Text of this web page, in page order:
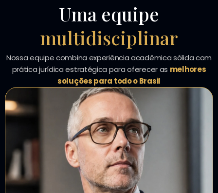
Uma equipe
multidisciplinar
Nossa equipe combina experiência acadêmica sólida com
prática jurídica estratégica para oferecer as melhores
soluções para todo o Brasil